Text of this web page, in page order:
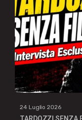
24 Luglio 2026